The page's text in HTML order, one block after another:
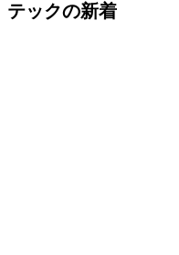
テックの新着